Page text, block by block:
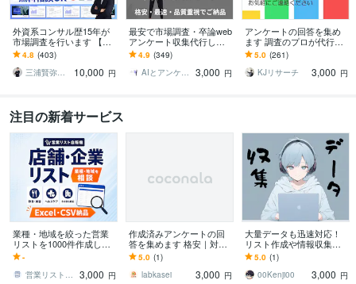
外資系コンサル歴15年が
市場調査を行います 【無
料相談OK】市場規模、競
合、新規事業まで助言し
ます
4.8 (403)
三浦賢弥＠経営コンサルタント
10,000 円
最安で市場調査・卒論web
アンケート収集代行しま
す ココナラ最安/アンケー
ト/卒業論文/新規事業/ブロ
グ/補助金
4.9 (349)
AIとアンケート収集のプロ
3,000 円
アンケートの回答を集め
ます 調査のプロが代行し
ます アンケート/ブログ記
事/商品・事業開発/卒論/プ
レスリリース
5.0 (261)
KJリサーチ
3,000 円
注目の新着サービス
業種・地域を絞った営業
リストを1000件作成しま
す 【BtoB・法人営業向
け】欲しい営業リストを
すぐに・格安で
-
営業リスト自販機
3,000 円
作成済みアンケートの回
答を集めます 格安｜対応
簡易調査・予備調査向け
｜回答収集に特化
5.0 (1)
labkasei
3,000 円
大量データも迅速対応！
リスト作成や情報収集致
します 【先着3名様】実績
作りのため1000件まで300
0円！
5.0 (1)
00Kenji00
3,000 円